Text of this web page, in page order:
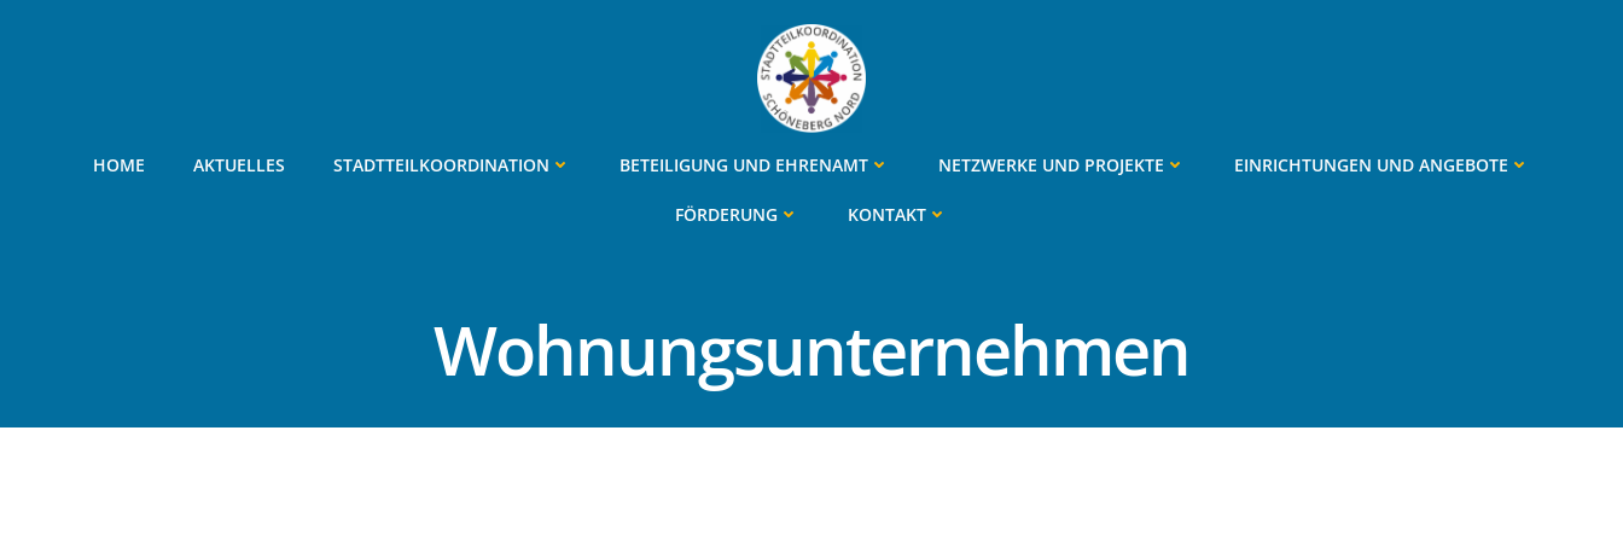
HOME AKTUELLES STADTTEILKOORDINATION BETEILIGUNG UND EHRENAMT NETZWERKE UND PROJEKTE EINRICHTUNGEN UND ANGEBOTE
FÖRDERUNG KONTAKT
Wohnungsunternehmen